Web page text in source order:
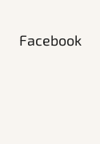
Facebook